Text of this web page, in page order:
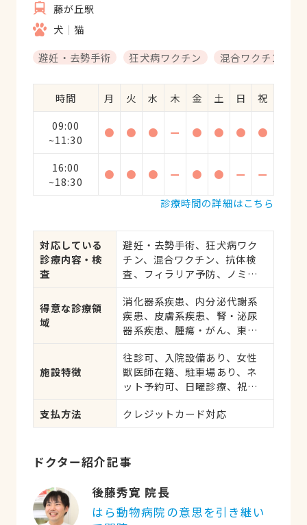
藤が丘駅
犬
猫
避妊・去勢手術
狂犬病ワクチン 混合ワクチン
時間 月 火 水 木 金 土 日
祝
09:00
~11:30
● ● ● ー ● ● ● ●
16:00
~18:30
● ● ● ー ● ● ー
ー
診療時間の詳細はこちら
対応している
診療内容・検
査
避妊・去勢手術、狂犬病ワク
チン、混合ワクチン、抗体検
査、フィラリア予防、ノミ・
応、健康診断、各種検査、外
科手術
得意な診療領
域
消化器系疾患、内分泌代謝系
疾患、皮膚系疾患、腎・泌尿
器系疾患、腫瘍・がん、東洋
系疾患
施設特徴
往診可、入院設備あり、女性
獣医師在籍、駐車場あり、ネ
ット予約可、日曜診療、祝日
支払方法
クレジットカード対応
ドクター紹介記事
後藤秀寛 院長
はら動物病院の意思を引き継い